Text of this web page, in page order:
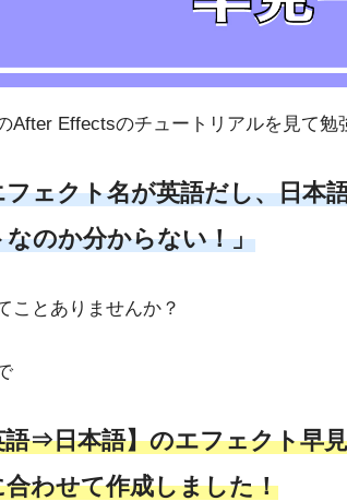
After Effectsのチュートリアルを見て勉
フェクト名が英語だし、日本
なのか分からない！」
ことありませんか？
語⇒日本語】のエフェクト早
合わせて作成しました！